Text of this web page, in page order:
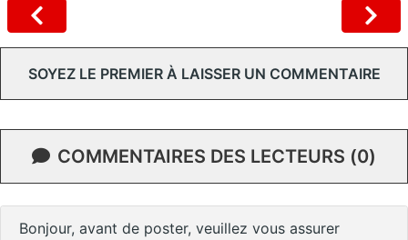
SOYEZ LE PREMIER À LAISSER UN COMMENTAIRE
COMMENTAIRES DES LECTEURS (0)
Bonjour, avant de poster, veuillez vous assurer